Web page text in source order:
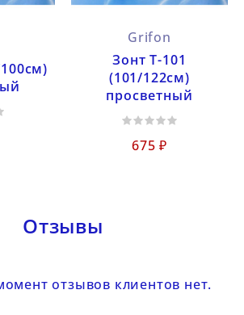
Grifon
Зонт Т-101
(101/122см)
просветный
675 ₽
Отзывы
отзывов клиентов нет.